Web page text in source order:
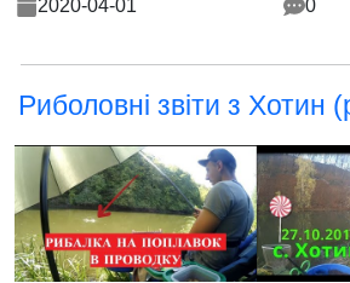
2020-04-01 0
Риболовні звіти з Хотин